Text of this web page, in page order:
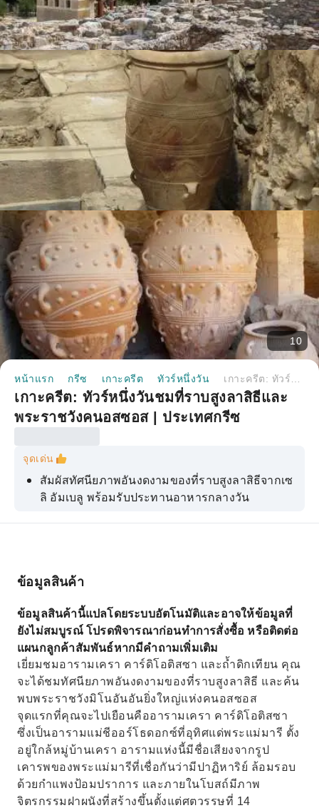
10
หน้าแรก กรีซ เกาะครีต ทัวร์หนึ่งวัน
เกาะครีต: ทัวร์หนึ่งวันชมที่ราบสูงลาสิธีและ
พระราชวังคนอสซอส | ประเทศกรีซ
จุดเด่น
สัมผัสทัศนียภาพอันงดงามของที่ราบสูงลาสิธีจากเซ
ลิ อัมเบลู พร้อมรับประทานอาหารกลางวัน
เรียนรู้ประวัติศาสตร์ของอารามเครา คาร์ดิโอติสซา
โบราณ บ่อน้ำ และน้ำพุต่างๆ
ภาพจิตรกรรมฝาผนัง และอื่นๆ อีกมากมาย
สำรวจถ้ำดิคเทียน เรียนรู้ประวัติศาสตร์อันยาวนาน
และค้นพบตำนานของที่นี่
ข้อมูลสินค้า
ข้อมูลสินค้านี้แปลโดยระบบอัตโนมัติและอาจให้ข้อมูลที่
ยังไม่สมบูรณ์ โปรดพิจารณาก่อนทำการสั่งซื้อ หรือติดต่อ
แผนกลูกค้าสัมพันธ์หากมีคำถามเพิ่มเติม
เยี่ยมชมอารามเครา คาร์ดิโอติสซา และถ้ำดิกเทียน คุณ
จะได้ชมทัศนียภาพอันงดงามของที่ราบสูงลาสิธี และค้น
พบพระราชวังมิโนอันอันยิ่งใหญ่แห่งคนอสซอส
จุดแรกที่คุณจะไปเยือนคืออารามเครา คาร์ดิโอติสซา
ซึ่งเป็นอารามแม่ชีออร์โธดอกซ์ที่อุทิศแด่พระแม่มารี ตั้ง
อยู่ใกล้หมู่บ้านเครา อารามแห่งนี้มีชื่อเสียงจากรูป
เคารพของพระแม่มารีที่เชื่อกันว่ามีปาฏิหาริย์ ล้อมรอบ
ด้วยกำแพงป้อมปราการ และภายในโบสถ์มีภาพ
จิตรกรรมฝาผนังที่สร้างขึ้นตั้งแต่ศตวรรษที่ 14